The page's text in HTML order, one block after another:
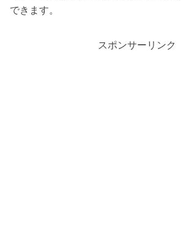
できます。
スポンサーリンク